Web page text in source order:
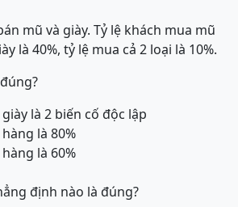
mũ và giày. Tỷ lệ khách mua mũ
là 40%, tỷ lệ mua cả 2 loại là 10%.
là 2 biến cố độc lập
là 80%
là 60%
định nào là đúng?